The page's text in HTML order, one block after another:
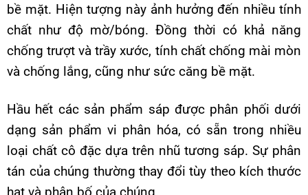
bề mặt. Hiện tượng này ảnh hưởng đến nhiều tính
chất như độ mờ/bóng. Đồng thời có khả năng
chống trượt và trầy xước, tính chất chống mài mòn
và chống lắng, cũng như sức căng bề mặt.
Hầu hết các sản phẩm sáp được phân phối dưới
dạng sản phẩm vi phân hóa, có sẵn trong nhiều
loại chất cô đặc dựa trên nhũ tương sáp. Sự phân
tán của chúng thường thay đổi tùy theo kích thước